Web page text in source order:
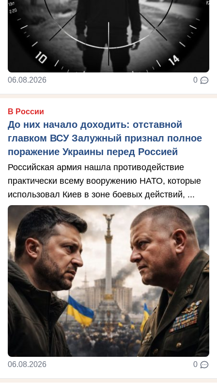
06.08.2026 0
В России
До них начало доходить: отставной
главком ВСУ Залужный признал полное
поражение Украины перед Россией
Российская армия нашла противодействие
практически всему вооружению НАТО, которые
использовал Киев в зоне боевых действий, ...
06.08.2026 0